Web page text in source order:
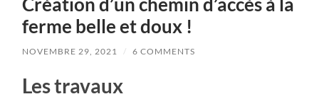
Création d’un chemin d’accès à la
ferme belle et doux !
NOVEMBRE 29, 2021 / 6 COMMENTS
Les travaux